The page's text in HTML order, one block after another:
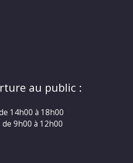
au public :
14h00 à 18h00
9h00 à 12h00